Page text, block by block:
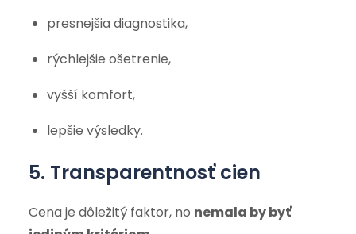
presnejšia diagnostika,
rýchlejšie ošetrenie,
vyšší komfort,
lepšie výsledky.
5. Transparentnosť cien
Cena je dôležitý faktor, no nemala by byť